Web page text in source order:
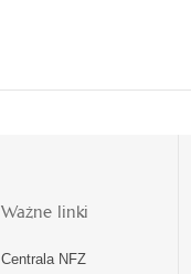
Ważne linki
Centrala NFZ